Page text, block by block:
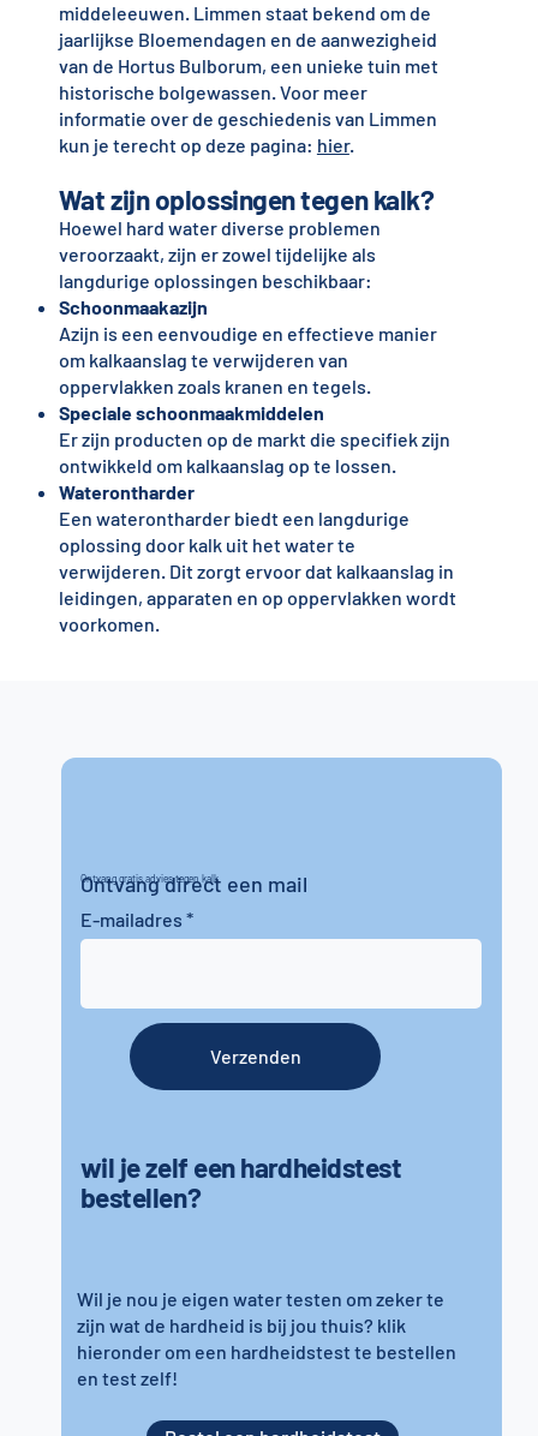
middeleeuwen. Limmen staat bekend om de
jaarlijkse Bloemendagen en de aanwezigheid
van de Hortus Bulborum, een unieke tuin met
historische bolgewassen. Voor meer
informatie over de geschiedenis van Limmen
kun je terecht op deze pagina: hier.
Wat zijn oplossingen tegen kalk?
Hoewel hard water diverse problemen
veroorzaakt, zijn er zowel tijdelijke als
langdurige oplossingen beschikbaar:
Schoonmaakazijn
Azijn is een eenvoudige en effectieve manier
om kalkaanslag te verwijderen van
oppervlakken zoals kranen en tegels.
Speciale schoonmaakmiddelen
Er zijn producten op de markt die specifiek zijn
ontwikkeld om kalkaanslag op te lossen.
Waterontharder
Een waterontharder biedt een langdurige
oplossing door kalk uit het water te
verwijderen. Dit zorgt ervoor dat kalkaanslag in
leidingen, apparaten en op oppervlakken wordt
voorkomen.
Ontvang gratis advies tegen kalk
Ontvang direct een mail
wil je zelf een hardheidstest
bestellen?
E-mailadres
Wil je nou je eigen water testen om zeker te
zijn wat de hardheid is bij jou thuis? klik
hieronder om een hardheidstest te bestellen
en test zelf!
Verzenden